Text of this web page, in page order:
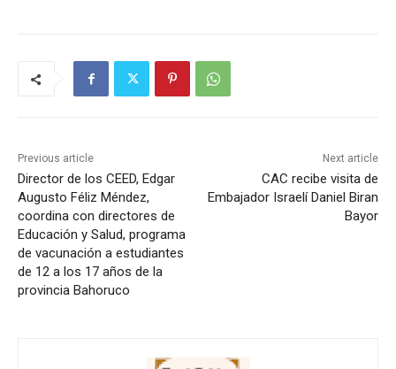
Previous article
Director de los CEED, Edgar
Augusto Féliz Méndez,
coordina con directores de
Educación y Salud, programa
de vacunación a estudiantes
de 12 a los 17 años de la
provincia Bahoruco
Next article
CAC recibe visita de
Embajador Israelí Daniel Biran
Bayor